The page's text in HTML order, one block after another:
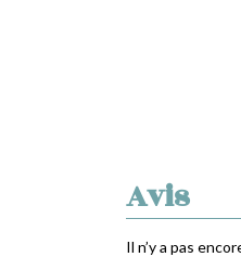
Avis
Il n’y a pas